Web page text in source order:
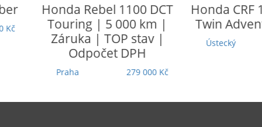
Rebel 1100 DCT
| 5 000 km |
| TOP stav |
Odpočet DPH
279 000 Kč
HondaCRF 1100 L Africa
Twin Adventure Sports
Ústecký 305 000 Kč